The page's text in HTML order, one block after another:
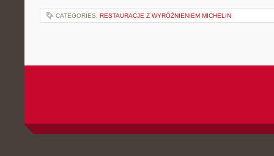
CATEGORIES: RESTAURACJE Z WYRÓŻNIENIEM MICHELIN